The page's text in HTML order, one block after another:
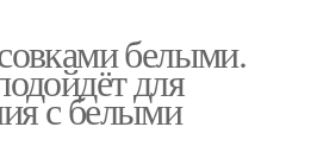
белыми.
для
с белыми